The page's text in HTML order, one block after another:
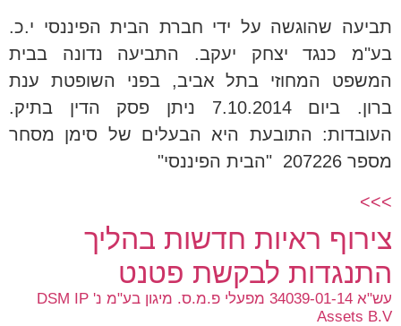
תביעה שהוגשה על ידי חברת הבית הפיננסי י.כ.
בע"מ כנגד יצחק יעקב. התביעה נדונה בבית
המשפט המחוזי בתל אביב, בפני השופטת ענת
ברון. ביום 7.10.2014 ניתן פסק הדין בתיק.
העובדות: התובעת היא הבעלים של סימן מסחר
מספר 207226 "הבית הפיננסי"
>>>
צירוף ראיות חדשות בהליך
התנגדות לבקשת פטנט
עש"א 34039-01-14 מפעלי פ.מ.ס. מיגון בע"מ נ' DSM IP
Assets B.V